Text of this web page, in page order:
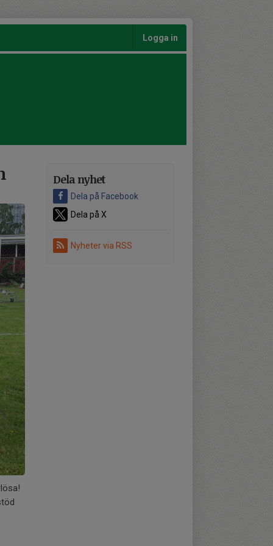
Logga in
Dela nyhet
Dela på Facebook
Dela på X
Nyheter via RSS